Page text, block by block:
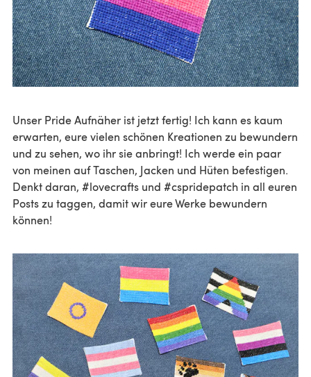
Unser Pride Aufnäher ist jetzt fertig! Ich kann es kaum
erwarten, eure vielen schönen Kreationen zu bewundern
und zu sehen, wo ihr sie anbringt! Ich werde ein paar
von meinen auf Taschen, Jacken und Hüten befestigen.
Denkt daran, #lovecrafts und #cspridepatch in all euren
Posts zu taggen, damit wir eure Werke bewundern
können!